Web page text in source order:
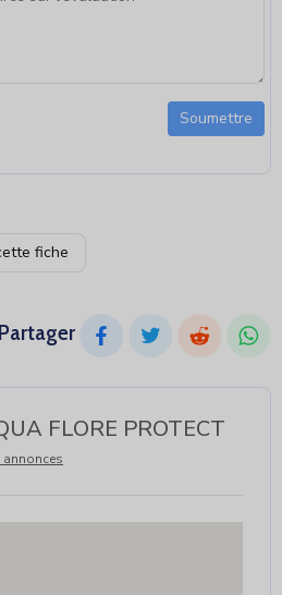
Soumettre
fiche
Partager
FLORE PROTECT
annonces